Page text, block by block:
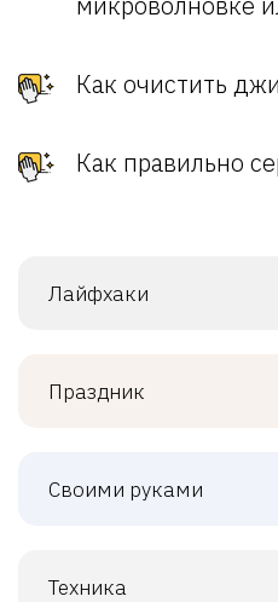
Как очистить
Как правильно
Лайфхаки
Праздник
Своими руками
Техника